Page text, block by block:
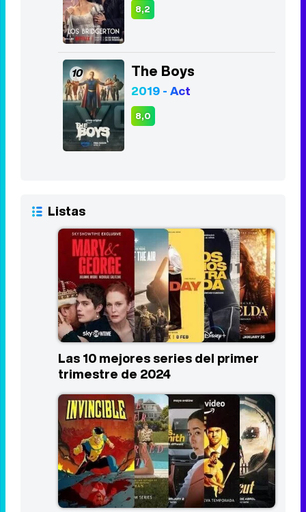
8,2
10 The Boys
2019 - Act
8,0
Listas
Las 10 mejores series del primer
trimestre de 2024